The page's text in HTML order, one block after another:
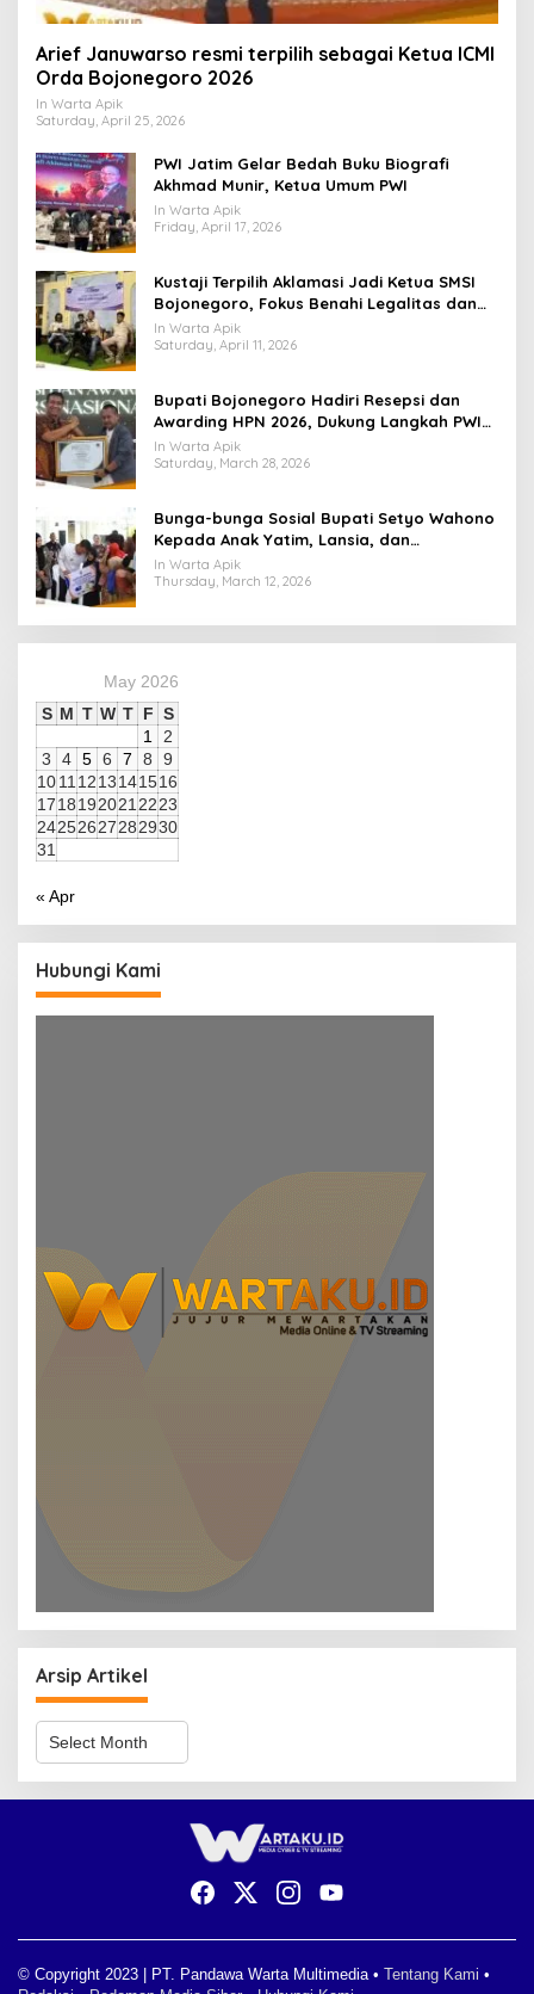
Arief Januwarso resmi terpilih sebagai Ketua ICMI
Orda Bojonegoro 2026
In Warta Apik
Saturday, April 25, 2026
PWI Jatim Gelar Bedah Buku Biografi
Akhmad Munir, Ketua Umum PWI
In Warta Apik
Friday, April 17, 2026
​Kustaji Terpilih Aklamasi Jadi Ketua SMSI
Bojonegoro, Fokus Benahi Legalitas dan
UKW Anggota
In Warta Apik
Saturday, April 11, 2026
Bupati Bojonegoro Hadiri Resepsi dan
Awarding HPN 2026, Dukung Langkah PWI
Tingkatkan Kompetensi Wartawan
In Warta Apik
Saturday, March 28, 2026
Bunga-bunga Sosial Bupati Setyo Wahono
Kepada Anak Yatim, Lansia, dan
Penyandang Disabilitas di Kasiman
In Warta Apik
Thursday, March 12, 2026
May 2026
S M T W T F S
1
2
3
4 5 6 7 8
9
1011 1213141516
1718192021 2223
24252627282930
31
« Apr
Hubungi Kami
Arsip Artikel
i
e
l
© Copyright 2023 | PT. Pandawa Warta Multimedia • Tentang Kami •